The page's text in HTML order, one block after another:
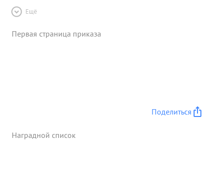
Ещё
Первая страница приказа
Поделиться
Наградной список